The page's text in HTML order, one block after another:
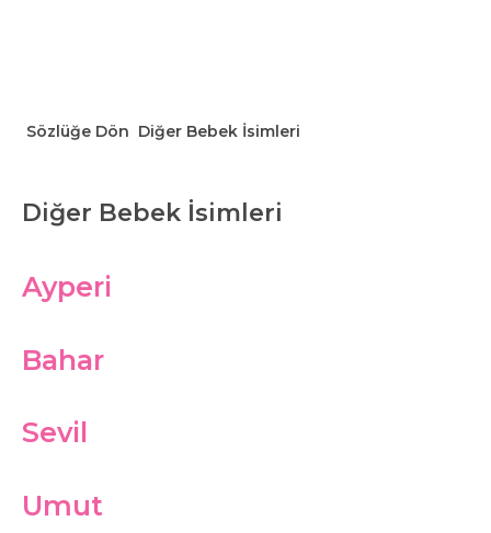
Sözlüğe Dön Diğer Bebek İsimleri
Diğer Bebek İsimleri
Ayperi
Bahar
Sevil
Umut